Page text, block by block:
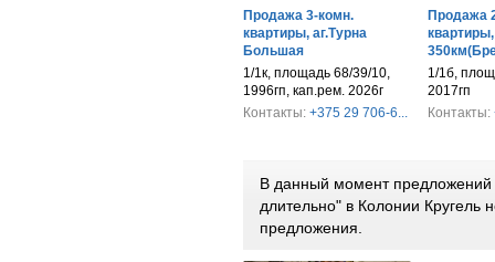
Продажа 3-комн.
квартиры, аг.Турна
Большая
1/1к, площадь 68/39/10,
1996гп, кап.рем. 2026г
Контакты: +375 29 706-6...
Продажа
1/1б,
2017гп
Контакты:
В данный момент предложений
длительно" в Колонии Кругель
предложения.